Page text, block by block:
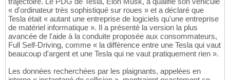
« d'ordinateur très sophistiqué sur roues » et a déclaré que
Tesla était « autant une entreprise de logiciels qu'une entreprise
de matériel informatique ». Il a présenté la version la plus
avancée de l'aide à la conduite proposée aux consommateurs,
Full Self-Driving, comme « la différence entre une Tesla qui vaut
beaucoup d'argent et une Tesla qui ne vaut pratiquement rien ».
Les données recherchées par les plaignants, appelées en